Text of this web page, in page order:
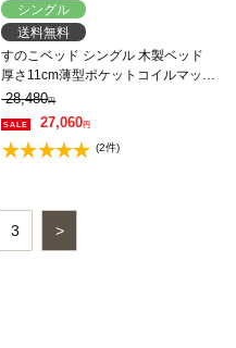
シングル
送料無料
すのこベッド シングル 木製ベッド
厚さ11cm薄型ポケットコイルマット
レス付き ポケットコイルマットレス
かため 組立簡単 ヘッドレス 一人暮
らし 北欧 低ホルムアルデヒド バノ
ン【AR】
28,480円
27,060円
(2件)
3 >